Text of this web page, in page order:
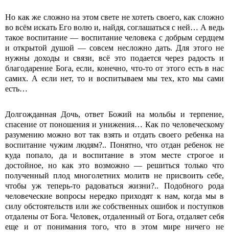
Но как же сложно на этом свете не хотеть своего, как сложно
во всём искать Его волю и, найдя, соглашаться с ней… А ведь
такое воспитание — воспитание человека с добрым сердцем
и открытой душой — совсем несложно дать. Для этого не
нужны доходы и связи, всё это подается через радость и
благодарение Бога, если, конечно, что-то от этого есть в нас
самих. А если нет, то и воспитываем мы тех, кто мы сами
есть…
Долгожданная Дочь, ответ Божий на мольбы и терпение,
спасение от поношения и унижения… Как по человеческому
разумению можно вот так взять и отдать своего ребенка на
воспитание чужим людям?.. Понятно, что отдан ребенок не
куда попало, да и воспитание в этом месте строгое и
достойное, но как это возможно — решиться только что
полученный плод многолетних молитв не присвоить себе,
чтобы уж теперь-то радоваться жизни?.. Подобного рода
человеческие вопросы нередко приходят к нам, когда мы в
силу обстоятельств или же собственных ошибок и поступков
отдалены от Бога. Человек, отдаленный от Бога, отдаляет себя
еще и от понимания того, что в этом мире ничего не